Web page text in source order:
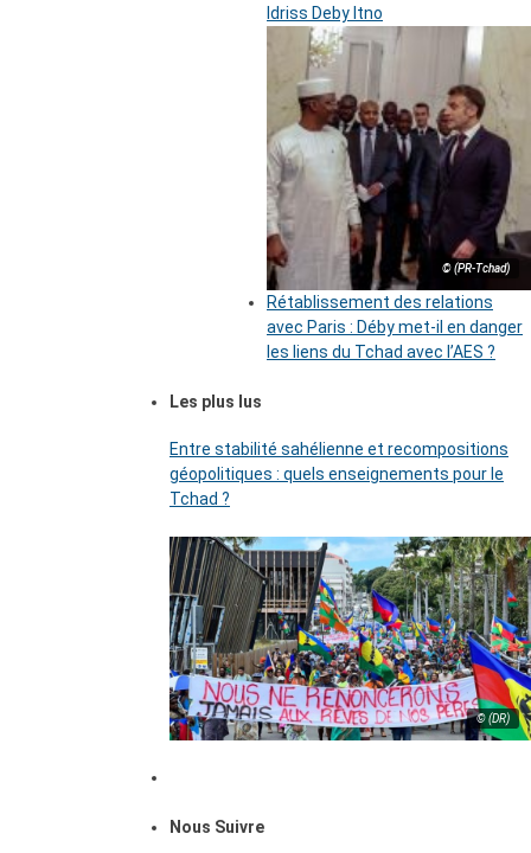
Idriss Deby Itno
© (PR-Tchad)
Rétablissement des relations
avec Paris : Déby met-il en danger
les liens du Tchad avec l’AES ?
Les plus lus
Entre stabilité sahélienne et recompositions
géopolitiques : quels enseignements pour le
Tchad ?
© (DR)
Nous Suivre